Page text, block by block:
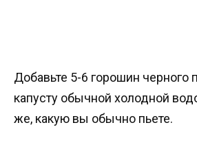
Добавьте 5-6 горошин черного
капусту обычной холодной
же, какую вы обычно пьете.